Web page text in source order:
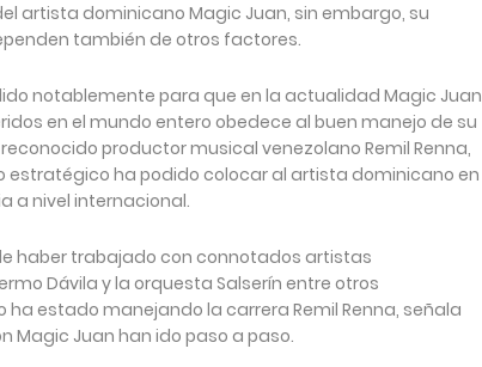
artista dominicano Magic Juan, sin embargo, su
también de otros factores.
notablemente para que en la actualidad Magic Juan
en el mundo entero obedece al buen manejo de su
productor musical venezolano Remil Renna,
estratégico ha podido colocar al artista dominicano en
a nivel internacional.
haber trabajado con connotados artistas
Dávila y la orquesta Salserín entre otros
estado manejando la carrera Remil Renna, señala
Magic Juan han ido paso a paso.